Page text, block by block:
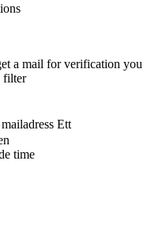
a mail for verification you
filter
Ett
time